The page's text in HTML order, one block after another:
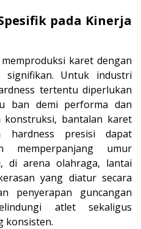
pada Kinerja
karet dengan
signifikan. Untuk industri
tertentu diperlukan
ban demi performa dan
konstruksi, bantalan karet
hardness presisi dapat
memperpanjang umur
di arena olahraga, lantai
yang diatur secara
penyerapan guncangan
atlet sekaligus
konsisten.